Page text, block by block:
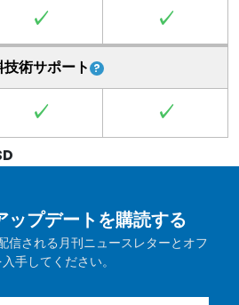
✓ ✓
術サポート
✓ ✓
ップデートを購読する
信される月刊ニュースレターとオフ
手してください。